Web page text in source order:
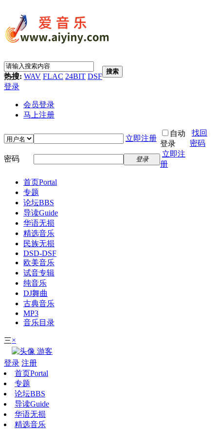
热搜: WAV FLAC 24BIT DSF
搜索
登录
会员登录
马上注册
立即注册
自动
登录
找回
密码
密码
登录
立即注
册
首页Portal
专题
论坛BBS
导读Guide
华语无损
精选音乐
民族无损
DSD-DSF
欧美音乐
试音专辑
纯音乐
DJ舞曲
古典音乐
MP3
音乐目录
三×
游客
登录 注册
首页Portal
专题
论坛BBS
导读Guide
华语无损
精选音乐